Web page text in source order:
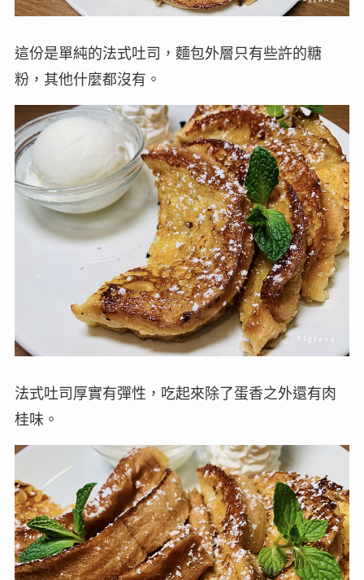
這份是單純的法式吐司，麵包外層只有些許的糖
粉，其他什麼都沒有。
法式吐司厚實有彈性，吃起來除了蛋香之外還有肉
桂味。